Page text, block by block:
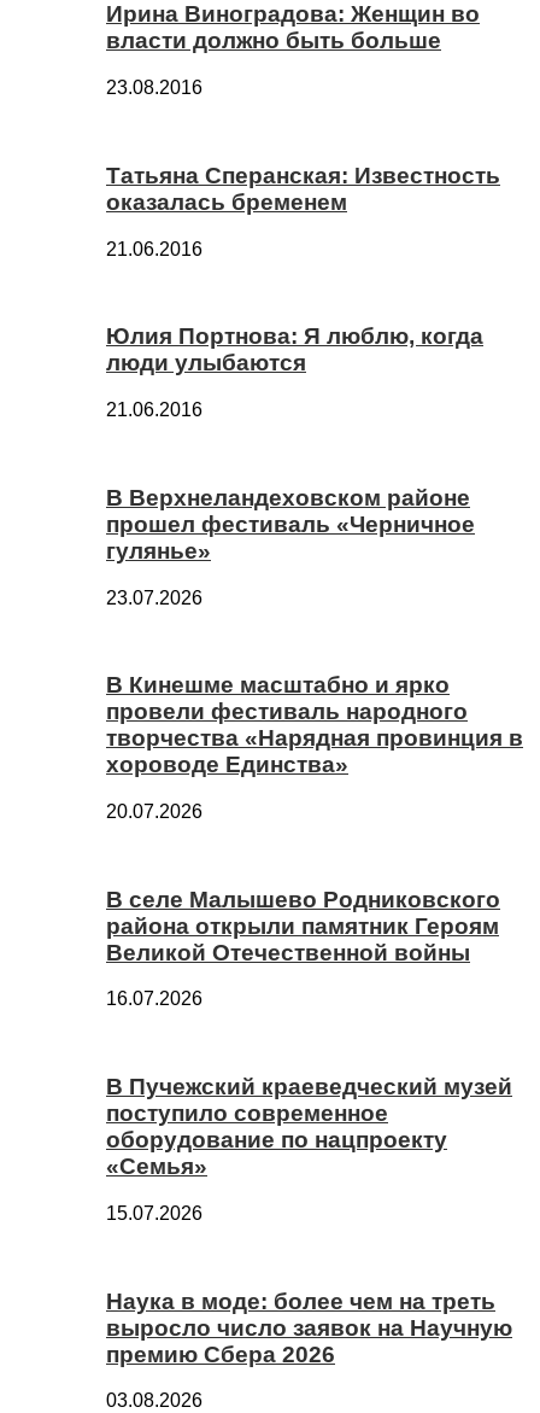
Ирина Виноградова: Женщин во
власти должно быть больше
23.08.2016
Татьяна Сперанская: Известность
оказалась бременем
21.06.2016
Юлия Портнова: Я люблю, когда
люди улыбаются
21.06.2016
В Верхнеландеховском районе
прошел фестиваль «Черничное
гулянье»
23.07.2026
В Кинешме масштабно и ярко
провели фестиваль народного
творчества «Нарядная провинция в
хороводе Единства»
20.07.2026
В селе Малышево Родниковского
района открыли памятник Героям
Великой Отечественной войны
16.07.2026
В Пучежский краеведческий музей
поступило современное
оборудование по нацпроекту
«Семья»
15.07.2026
Наука в моде: более чем на треть
выросло число заявок на Научную
премию Сбера 2026
03.08.2026